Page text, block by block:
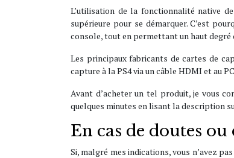
L’utilisation de la fonctionnalité native
supérieure pour se démarquer. C’est
console, tout en permettant un haut degré
Les principaux fabricants de cartes de
capture à la PS4 via un câble HDMI et au
Avant d’acheter un tel produit, je vous
quelques minutes en lisant la description
En cas de doutes
Si, malgré mes indications, vous n’avez